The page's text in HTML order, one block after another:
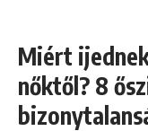
Miért
nőktől? 8